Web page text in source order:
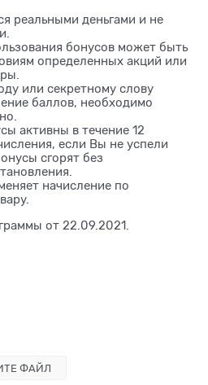
реальными деньгами и не
бонусов может быть
определенных акций или
или секретному слову
баллов, необходимо
активны в течение 12
если Вы не успели
сгорят без
начисление по
от 22.09.2021.
ФАЙЛ